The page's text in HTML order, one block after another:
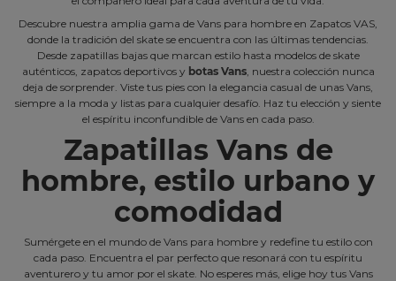
Descubre nuestra amplia gama de Vans para hombre en Zapatos VAS,
donde la tradición del skate se encuentra con las últimas tendencias.
Desde zapatillas bajas que marcan estilo hasta modelos de skate
auténticos, zapatos deportivos y botas Vans, nuestra colección nunca
deja de sorprender. Viste tus pies con la elegancia casual de unas Vans,
siempre a la moda y listas para cualquier desafío. Haz tu elección y siente
el espíritu inconfundible de Vans en cada paso.
Zapatillas Vans de
hombre, estilo urbano y
comodidad
Sumérgete en el mundo de Vans para hombre y redefine tu estilo con
cada paso. Encuentra el par perfecto que resonará con tu espíritu
aventurero y tu amor por el skate. No esperes más, elige hoy tus Vans